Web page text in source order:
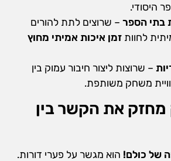
היסודי.
בתי הספר– שרוצים לתת להורים
לחוות זמן איכות אמיתי מחוץ
– שרוצות ליצור חיבור עמוק בין
משחק משותפת.
את הקשר בין
של כולם! הוא מגשר על פערי דורות.